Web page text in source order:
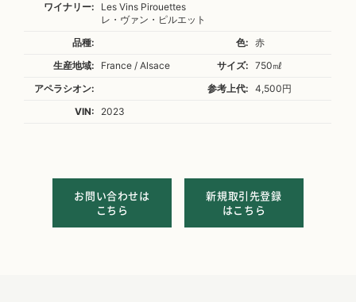
ワイナリー:
Les Vins Pirouettes
レ・ヴァン・ピルエット
品種:
色:
赤
生産地域:
France / Alsace サイズ:
750㎖
アペラシオン:
参考上代:
4,500円
VIN:
2023
お問い合わせは
こちら
新規取引先登録
はこちら